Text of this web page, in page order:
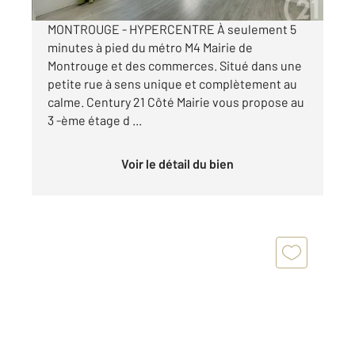
MONTROUGE - HYPERCENTRE À seulement 5
minutes à pied du métro M4 Mairie de
Montrouge et des commerces. Situé dans une
petite rue à sens unique et complètement au
calme. Century 21 Côté Mairie vous propose au
3 -ème étage d ...
Voir le détail du bien